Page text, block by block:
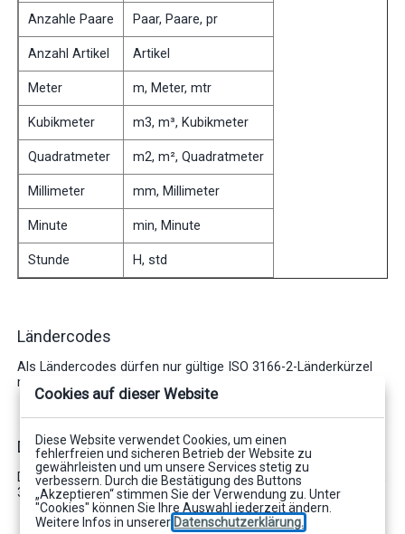
Anzahle Paare Paar, Paare, pr
Anzahl Artikel Artikel
Meter m, Meter, mtr
Kubikmeter m3, m³, Kubikmeter
Quadratmeter m2, m², Quadratmeter
Millimeter mm, Millimeter
Minute min, Minute
Stunde H, std
Ländercodes
Als Ländercodes dürfen nur gültige ISO 3166-2-Länderkürzel
markiert sein, siehe
Datumsangaben
Datumsangaben können z.B. Juli 2014, 30. Juli 2014, 30.7.2014,
30.07.14 sein.
Cookies auf dieser Website
Diese Website verwendet Cookies, um einen
fehlerfreien und sicheren Betrieb der Website zu
gewährleisten und um unsere Services stetig zu
verbessern. Durch die Bestätigung des Buttons
„Akzeptieren“ stimmen Sie der Verwendung zu. Unter
"Cookies" können Sie Ihre Auswahl jederzeit ändern.
Weitere Infos in unserer Datenschutzerklärung.